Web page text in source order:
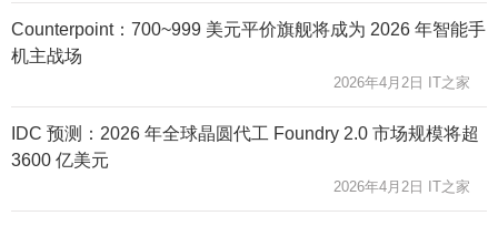
Counterpoint：700~999 美元平价旗舰将成为 2026 年智能手
机主战场
2026年4月2日 IT之家
IDC 预测：2026 年全球晶圆代工 Foundry 2.0 市场规模将超
3600 亿美元
2026年4月2日 IT之家